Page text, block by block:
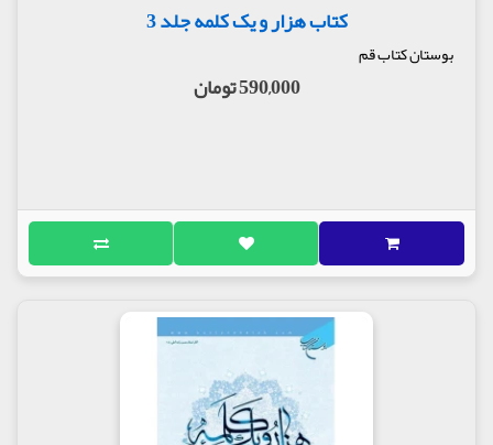
کتاب هزار و یک کلمه جلد 3
بوستان کتاب قم
590,000 تومان